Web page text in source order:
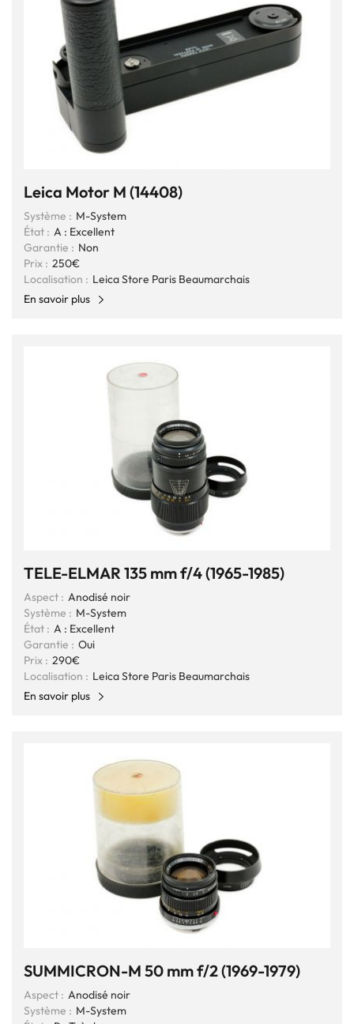
Leica Motor M (14408)
Système : M-System
État : A : Excellent
Garantie : Non
Prix : 250€
Localisation : Leica Store Paris Beaumarchais
En savoir plus
TELE-ELMAR 135 mm f/4 (1965-1985)
Aspect : Anodisé noir
Système : M-System
État : A : Excellent
Garantie : Oui
Prix : 290€
Localisation : Leica Store Paris Beaumarchais
En savoir plus
SUMMICRON-M 50 mm f/2 (1969-1979)
Aspect : Anodisé noir
Système : M-System